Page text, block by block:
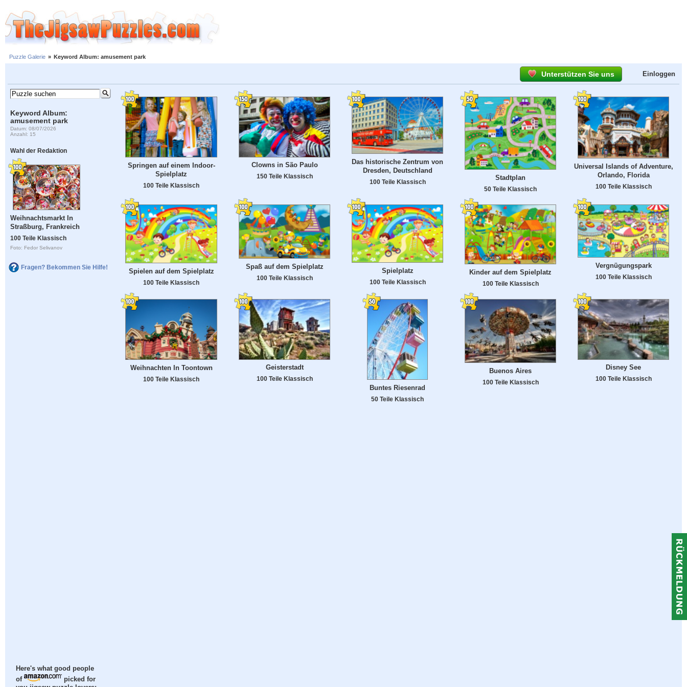
Puzzle Galerie » Keyword Album: amusement park
Unterstützen Sie uns Einloggen
Keyword Album:
amusement park
Datum: 08/07/2026
Anzahl: 15
Wahl der Redaktion
Weihnachtsmarkt In
Straßburg, Frankreich
100 Teile Klassisch
Foto: Fedor Selivanov
Fragen? Bekommen Sie Hilfe!
Here's what good people
of
picked for
Springen auf einem Indoor-
Spielplatz
100 Teile Klassisch
Clowns in São Paulo
150 Teile Klassisch
Das historische Zentrum von
Dresden, Deutschland
100 Teile Klassisch
Stadtplan
50 Teile Klassisch
Universal Islands of Adventure,
Orlando, Florida
100 Teile Klassisch
Spielen auf dem Spielplatz
100 Teile Klassisch
Spaß auf dem Spielplatz
100 Teile Klassisch
Spielplatz
100 Teile Klassisch
Kinder auf dem Spielplatz
100 Teile Klassisch
Vergnügungspark
100 Teile Klassisch
Weihnachten In Toontown
100 Teile Klassisch
Geisterstadt
100 Teile Klassisch
Buntes Riesenrad
50 Teile Klassisch
Buenos Aires
100 Teile Klassisch
Disney See
100 Teile Klassisch